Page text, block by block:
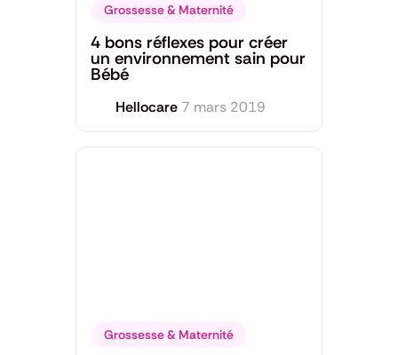
Grossesse & Maternité
4 bons réflexes pour créer
un environnement sain pour
Bébé
Hellocare 7 mars 2019
Grossesse & Maternité